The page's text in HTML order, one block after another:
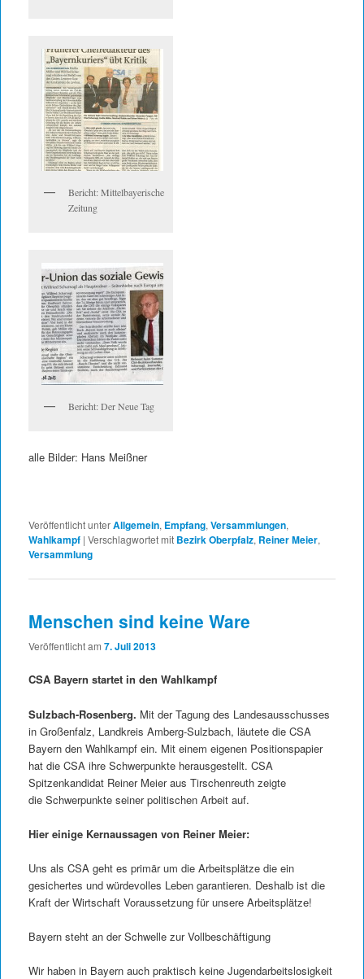
Bericht: Mittelbayerische
Zeitung
Bericht: Der Neue Tag
alle Bilder: Hans Meißner
Veröffentlicht unterAllgemein, Empfang, Versammlungen,
Wahlkampf | Verschlagwortet mit Bezirk Oberpfalz, Reiner Meier,
Versammlung
Menschen sind keine Ware
Veröffentlicht am 7. Juli 2013
CSA Bayern startet in den Wahlkampf
Sulzbach-Rosenberg. Mit der Tagung des Landesausschusses
in Großenfalz, Landkreis Amberg-Sulzbach, läutete die CSA
Bayern den Wahlkampf ein. Mit einem eigenen Positionspapier
hat die CSA ihre Schwerpunkte herausgestellt. CSA
Spitzenkandidat Reiner Meier aus Tirschenreuth zeigte
die Schwerpunkte seiner politischen Arbeit auf.
Hier einige Kernaussagen von Reiner Meier:
Uns als CSA geht es primär um die Arbeitsplätze die ein
gesichertes und würdevolles Leben garantieren. Deshalb ist die
Kraft der Wirtschaft Voraussetzung für unsere Arbeitsplätze!
Bayern steht an der Schwelle zur Vollbeschäftigung
Wir haben in Bayern auch praktisch keine Jugendarbeitslosigkeit